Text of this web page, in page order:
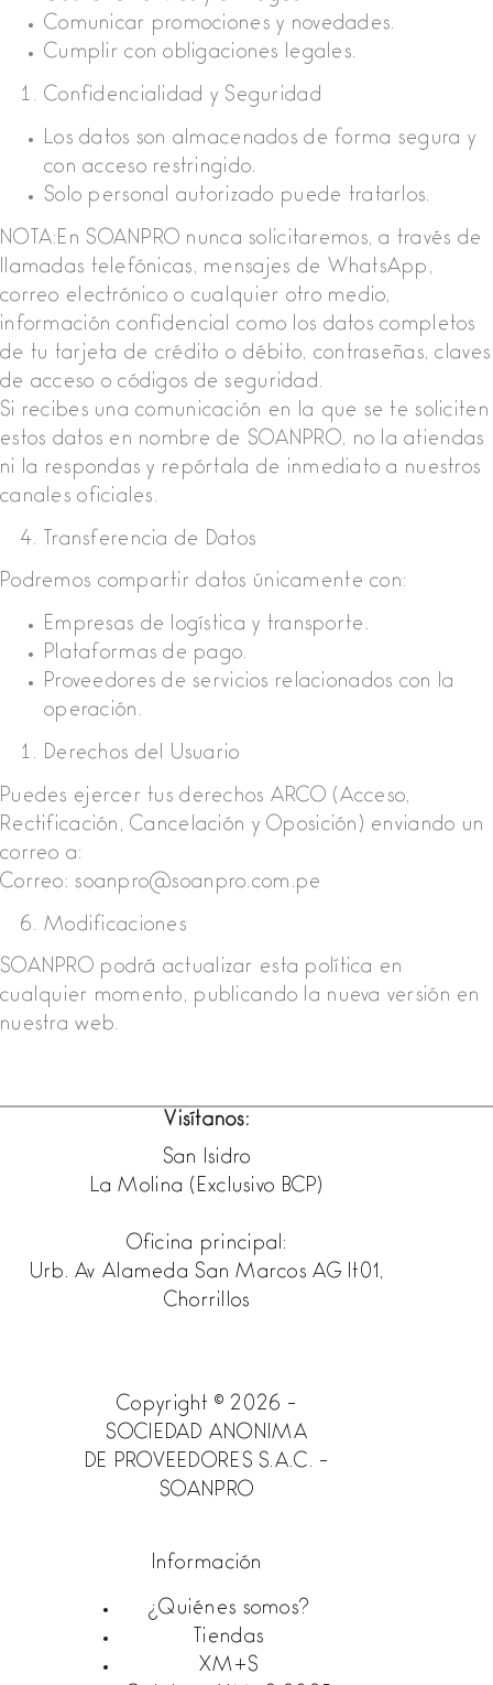
Comunicar promociones y novedades.
Cumplir con obligaciones legales.
Confidencialidad y Seguridad
Los datos son almacenados de forma segura y
con acceso restringido.
Solo personal autorizado puede tratarlos.
NOTA:En SOANPRO nunca solicitaremos, a través de
llamadas telefónicas, mensajes de WhatsApp,
correo electrónico o cualquier otro medio,
información confidencial como los datos completos
de tu tarjeta de crédito o débito, contraseñas, claves
de acceso o códigos de seguridad.
Si recibes una comunicación en la que se te soliciten
estos datos en nombre de SOANPRO, no la atiendas
ni la respondas y repórtala de inmediato a nuestros
canales oficiales.
Transferencia de Datos
Podremos compartir datos únicamente con:
Empresas de logística y transporte.
Plataformas de pago.
Proveedores de servicios relacionados con la
operación.
Derechos del Usuario
Puedes ejercer tus derechos ARCO (Acceso,
Rectificación, Cancelación y Oposición) enviando un
correo a:
Correo: soanpro@soanpro.com.pe
Modificaciones
SOANPRO podrá actualizar esta política en
cualquier momento, publicando la nueva versión en
nuestra web.
Visítanos:
San Isidro
La Molina (Exclusivo BCP)
Oficina principal:
Urb. Av Alameda San Marcos AG lt01,
Chorrillos
Copyright © 2026 -
SOCIEDAD ANONIMA
DE PROVEEDORES S.A.C. -
SOANPRO
Información
¿Quiénes somos?
Tiendas
XM+S